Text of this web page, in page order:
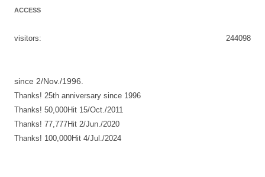
ACCESS
244098
visitors:
since 2/Nov./1996.
Thanks! 25th anniversary since 1996
Thanks! 50,000Hit 15/Oct./2011
Thanks! 77,777Hit 2/Jun./2020
Thanks! 100,000Hit 4/Jul./2024